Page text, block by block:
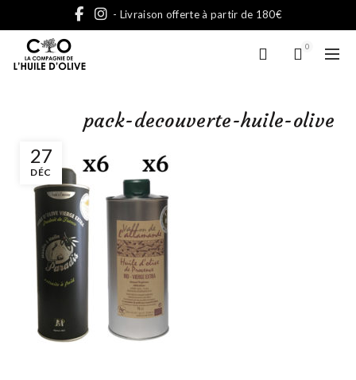
- Livraison offerte à partir de 180€
0
27
DÉC
pack-decouverte-huile-olive